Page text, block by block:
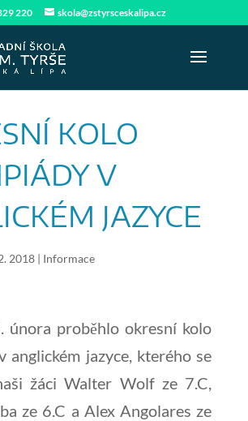
220 skola@zstyrsceskalipa.cz
KOLO
V
JAZYCE
2018| Informace
února proběhlo okresní kolo
anglickém jazyce, kterého se
žáci Walter Wolf ze 7.C,
ze 6.C a Alex Angolares ze